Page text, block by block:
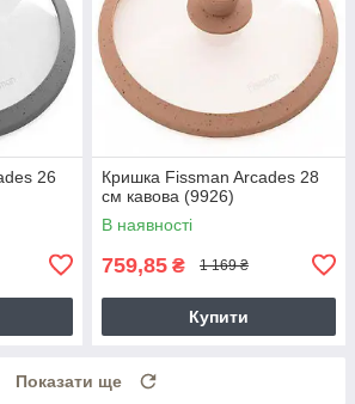
26
Кришка Fissman Arcades 28
см кавова (9926)
В наявності
759,85 ₴ 1 169 ₴
Купити
Показати ще